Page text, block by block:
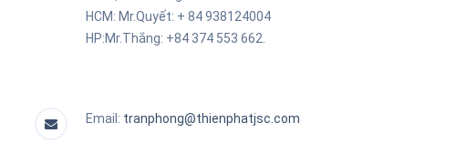
HCM: Mr.Quyết: + 84938124004
HP:Mr.Thắng: +84 374 553 662.
Email: tranphong@thienphatjsc.com